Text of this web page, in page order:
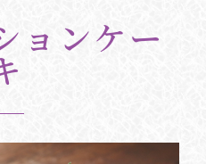
ョンケー